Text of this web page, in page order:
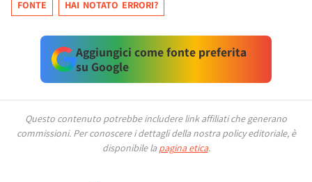
FONTE HAI NOTATO ERRORI?
Aggiungici come fonte preferita
su Google
Questo contenuto potrebbe includere link affiliati che generano
commissioni. Per conoscere i dettagli della nostra policy editoriale, è
disponibile la pagina etica.